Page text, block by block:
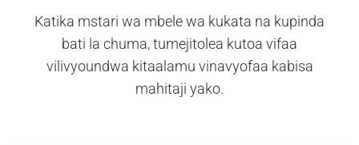
Katika mstari wa mbele wa kukata na kupinda
bati la chuma, tumejitolea kutoa vifaa
vilivyoundwa kitaalamu vinavyofaa kabisa
mahitaji yako.